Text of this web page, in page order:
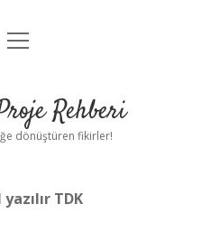
Uyarı
menüyü
Rehberi
dönüştüren fikirler!
TDK